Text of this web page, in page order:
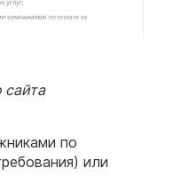
по
или